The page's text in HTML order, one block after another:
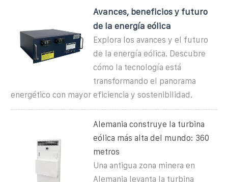
Avances, beneficios y futuro
de la energía eólica
Explora los avances y el futuro
de la energía eólica. Descubre
cómo la tecnología está
transformando el panorama
energético con mayor eficiencia y sostenibilidad.
Alemania construye la turbina
eólica más alta del mundo: 360
metros
Una antigua zona minera en
Alemania levanta la turbina